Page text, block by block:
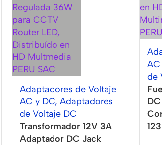
Adaptadores de Voltaje
AC y DC, Adaptadores
de Voltaje DC
Transformador 12V 3A
Adaptador DC Jack
AC
de